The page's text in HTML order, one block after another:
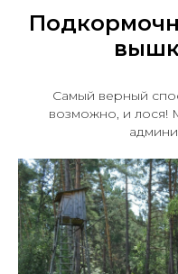
Самый верный
возможно, и лося!